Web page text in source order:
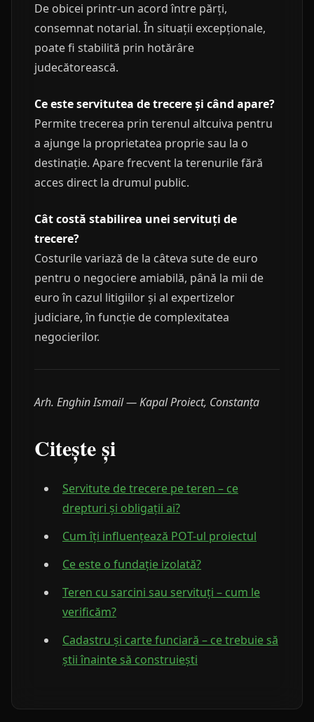
De obicei printr-un acord între părți,
consemnat notarial. În situații excepționale,
poate fi stabilită prin hotărâre
judecătorească.
Ce este servitutea de trecere și când apare?
Permite trecerea prin terenul altcuiva pentru
a ajunge la proprietatea proprie sau la o
destinație. Apare frecvent la terenurile fără
acces direct la drumul public.
Cât costă stabilirea unei servituți de
trecere?
Costurile variază de la câteva sute de euro
pentru o negociere amiabilă, până la mii de
euro în cazul litigiilor și al expertizelor
judiciare, în funcție de complexitatea
negocierilor.
Arh. Enghin Ismail — Kapal Proiect, Constanța
Citește și
Servitute de trecere pe teren – ce
drepturi și obligații ai?
Cum îți influențează POT-ul proiectul
Ce este o fundație izolată?
Teren cu sarcini sau servituți – cum le
verificăm?
Cadastru și carte funciară – ce trebuie să
știi înainte să construiești